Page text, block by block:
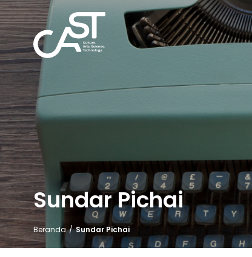
Sundar Pichai
Beranda / Sundar Pichai